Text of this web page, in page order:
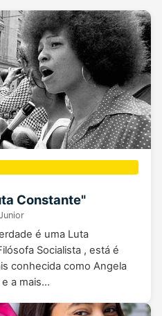
Constante"
é uma Luta
Socialista , está é
conhecida como Angela
e a mais…